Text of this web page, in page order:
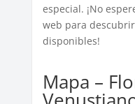
especial. ¡No
web para
disponibles!
Mapa –